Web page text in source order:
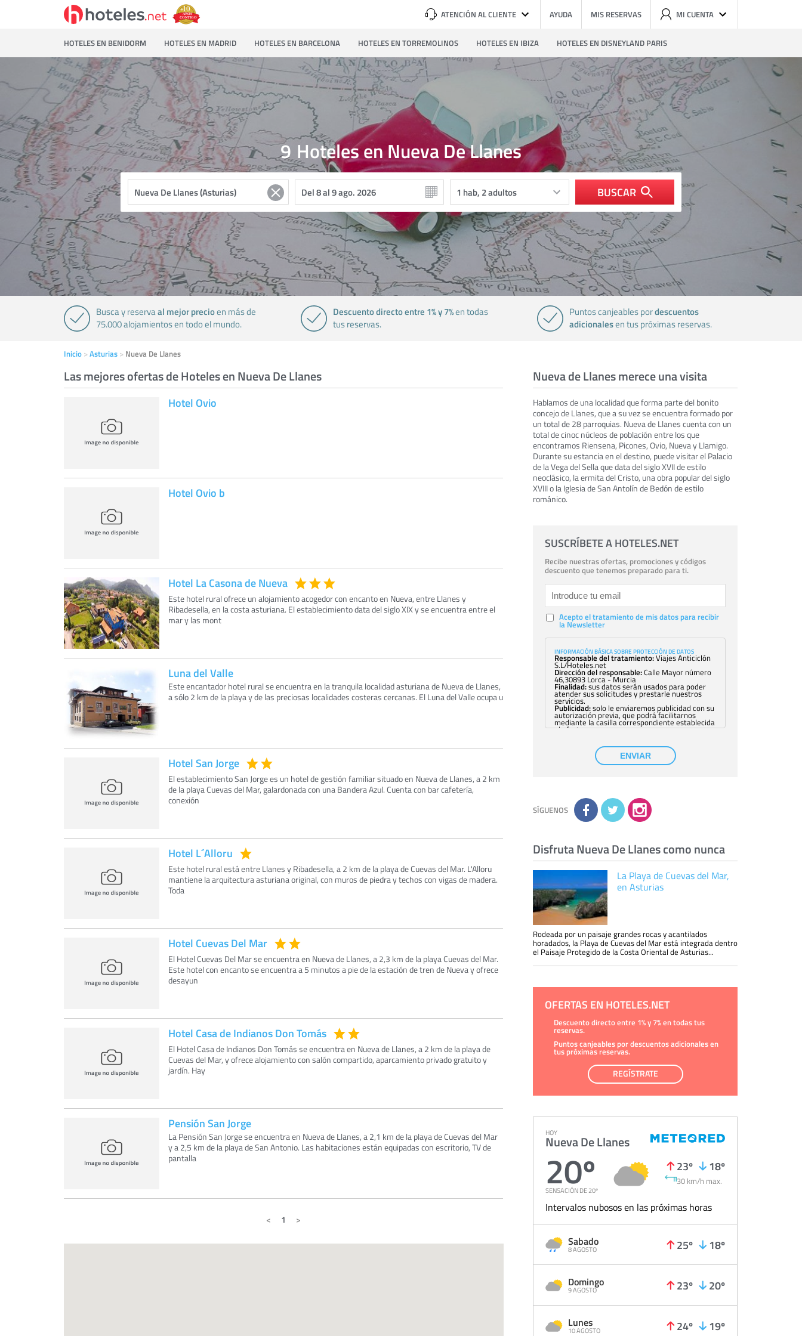
ATENCIÓN AL CLIENTE AYUDA MIS RESERVAS MI CUENTA
HOTELES EN BENIDORM HOTELES EN MADRID HOTELES EN BARCELONA HOTELES EN TORREMOLINOS HOTELES EN IBIZA HOTELES EN DISNEYLAND PARIS
Hoteles en Nueva De Llanes
9
BUSCAR
Busca y reservaal mejor precioen más de
75.000 alojamientos en todo el mundo.
Descuento directo entre 1% y 7%en todas
tus reservas.
Puntos canjeables pordescuentos
adicionalesen tus próximas reservas.
Inicio Asturias Nueva De Llanes
Las mejores ofertas de Hoteles en Nueva De Llanes
Hotel Ovio
Hotel Ovio b
Hotel La Casona de Nueva
Este hotel rural ofrece un alojamiento acogedor con encanto en Nueva, entre Llanes y
Ribadesella, en la costa asturiana. El establecimiento data del siglo XIX y se encuentra entre el
mar y las mont
Luna del Valle
Este encantador hotel rural se encuentra en la tranquila localidad asturiana de Nueva de Llanes,
a sólo 2 km de la playa y de las preciosas localidades costeras cercanas. El Luna del Valle ocupa u
Hotel San Jorge
El establecimiento San Jorge es un hotel de gestión familiar situado en Nueva de Llanes, a 2 km
de la playa Cuevas del Mar, galardonada con una Bandera Azul. Cuenta con bar cafetería,
conexión
Hotel L´Alloru
Este hotel rural está entre Llanes y Ribadesella, a 2 km de la playa de Cuevas del Mar. L'Alloru
mantiene la arquitectura asturiana original, con muros de piedra y techos con vigas de madera.
Toda
Hotel Cuevas Del Mar
El Hotel Cuevas Del Mar se encuentra en Nueva de Llanes, a 2,3 km de la playa Cuevas del Mar.
Este hotel con encanto se encuentra a 5 minutos a pie de la estación de tren de Nueva y ofrece
desayun
Hotel Casa de Indianos Don Tomás
El Hotel Casa de Indianos Don Tomás se encuentra en Nueva de Llanes, a 2 km de la playa de
Cuevas del Mar, y ofrece alojamiento con salón compartido, aparcamiento privado gratuito y
jardín. Hay
Pensión San Jorge
La Pensión San Jorge se encuentra en Nueva de Llanes, a 2,1 km de la playa de Cuevas del Mar
y a 2,5 km de la playa de San Antonio. Las habitaciones están equipadas con escritorio, TV de
pantalla
1
Nueva de Llanes merece una visita
Hablamos de una localidad que forma parte del bonito
concejo de Llanes, que a su vez se encuentra formado por
un total de 28 parroquias. Nueva de Llanes cuenta con un
total de cinoc núcleos de población entre los que
encontramos Riensena, Picones, Ovio, Nueva y Llamigo.
Durante su estancia en el destino, puede visitar el Palacio
de la Vega del Sella que data del siglo XVII de estilo
neoclásico, la ermita del Cristo, una obra popular del siglo
XVIII o la Iglesia de San Antolín de Bedón de estilo
románico.
SUSCRÍBETE A HOTELES.NET
Recibe nuestras ofertas, promociones y códigos
descuento que tenemos preparado para ti.
Acepto el tratamiento de mis datos para recibir
la Newsletter
INFORMACIÓN BÁSICA SOBRE PROTECCIÓN DE DATOS
Responsable del tratamiento:Viajes Anticiclón
S.L/Hoteles.net
Dirección del responsable:Calle Mayor número
46,30893 Lorca - Murcia
Finalidad:sus datos serán usados para poder
atender sus solicitudes y prestarle nuestros
servicios.
Publicidad:solo le enviaremos publicidad con su
autorización previa, que podrá facilitarnos
mediante la casilla correspondiente establecida
al efecto.
con su consentimiento previo, que podrá
facilitarnos mediante la casilla correspondiente
establecida al efecto.
Destinatarios:con carácter general, sólo el
Derechos:tiene derecho a saber qué
información tenemos sobre usted, corregirla y
eliminarla, tal y como se explica en la
información adicional disponible en nuestra
la información adicional y detallada sobre cómo
tratamos sus datos en lapolítica de privacidad
ENVIAR
SÍGUENOS
Disfruta Nueva De Llanes como nunca
La Playa de Cuevas del Mar,
en Asturias
Rodeada por un paisaje grandes rocas y acantilados
horadados, la Playa de Cuevas del Mar está integrada dentro
el Paisaje Protegido de la Costa Oriental de Asturias...
OFERTAS EN HOTELES.NET
Descuento directo entre 1% y 7% en todas tus
reservas.
Puntos canjeables por descuentos adicionales en
tus próximas reservas.
REGÍSTRATE
HOY
Nueva De Llanes
20º
SENSACIÓN DE 20º
23º 18º
30 km/h max.
Intervalos nubosos en las próximas horas
Sabado
8 AGOSTO 25º 18º
Domingo
9 AGOSTO 23º 20º
Lunes
10 AGOSTO 24º 19º